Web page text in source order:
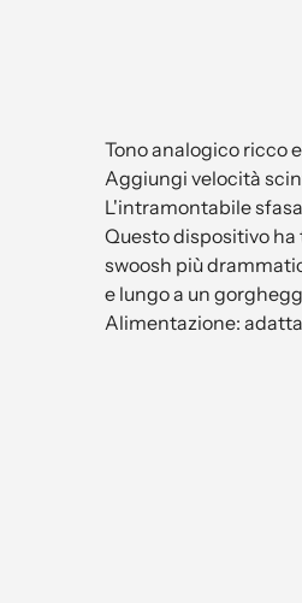
Tono analogico ricco
Aggiungi velocità
L'intramontabile
Questo dispositivo
swoosh più
e lungo a un
Alimentazione: